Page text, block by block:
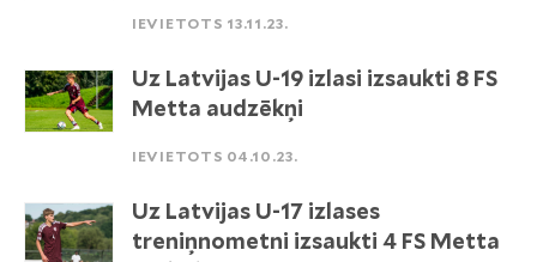
IEVIETOTS 13.11.23.
Uz Latvijas U-19 izlasi izsaukti 8 FS
Metta audzēkņi
IEVIETOTS 04.10.23.
Uz Latvijas U-17 izlases
treniņnometni izsaukti 4 FS Metta